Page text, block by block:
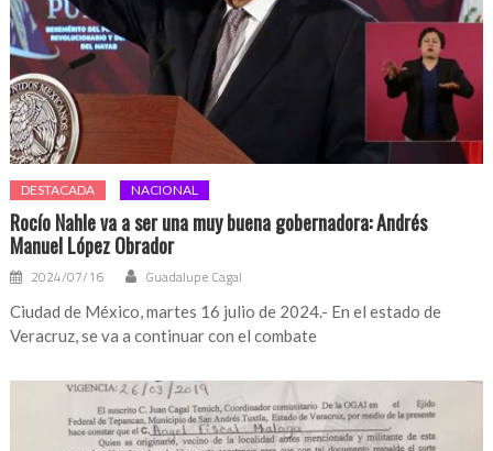
DESTACADA NACIONAL
Rocío Nahle va a ser una muy buena gobernadora: Andrés
Manuel López Obrador
2024/07/16 Guadalupe Cagal
Ciudad de México, martes 16 julio de 2024.- En el estado de
Veracruz, se va a continuar con el combate